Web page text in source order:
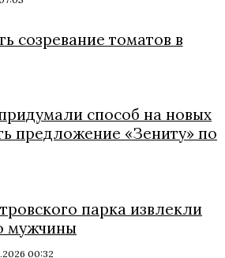
созревание томатов в
способ на новых
предложение «Зениту» по
парка извлекли
мужчины
00:32